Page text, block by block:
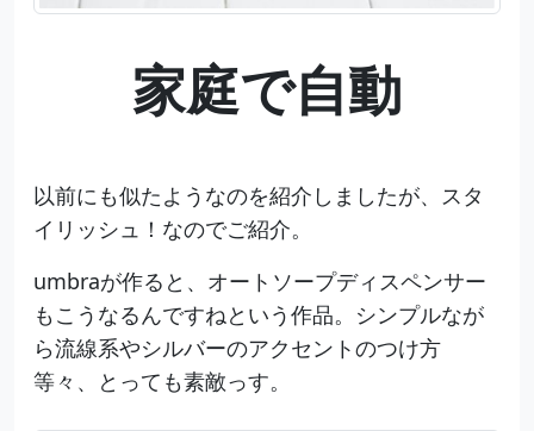
家庭で自動
以前にも似たようなのを紹介しましたが、スタ
イリッシュ！なのでご紹介。
umbraが作ると、オートソープディスペンサー
もこうなるんですねという作品。シンプルなが
ら流線系やシルバーのアクセントのつけ方
等々、とっても素敵っす。